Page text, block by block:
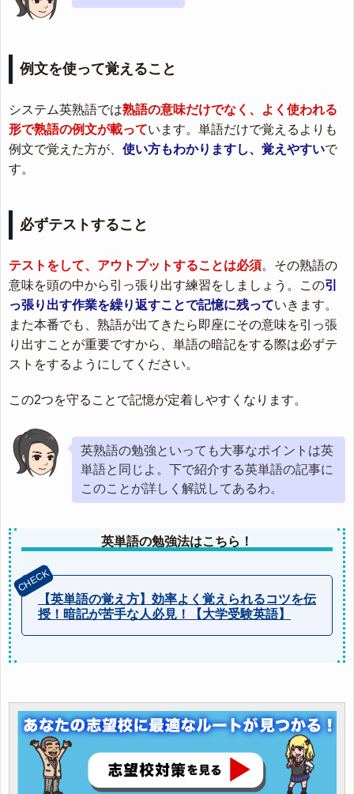
例文を使って覚えること
システム英熟語では熟語の意味だけでなく、よく使われる
形で熟語の例文が載っています。単語だけで覚えるよりも
例文で覚えた方が、 使い方もわかりますし、覚えやすいで
す。
必ずテストすること
テストをして、アウトプットすることは必須。その熟語の
意味を頭の中から引っ張り出す練習をしましょう。この引
っ張り出す作業を繰り返すことで記憶に残っていきます。
また本番でも、熟語が出てきたら即座にその意味を引っ張
り出すことが重要ですから、単語の暗記をする際は必ずテ
ストをするようにしてください。
この2つを守ることで記憶が定着しやすくなります。
英熟語の勉強といっても大事なポイントは英
単語と同じよ。下で紹介する英単語の記事に
このことが詳しく解説してあるわ。
英単語の勉強法はこちら！
【英単語の覚え方】効率よく覚えられるコツを伝
授！暗記が苦手な人必見！【大学受験英語】